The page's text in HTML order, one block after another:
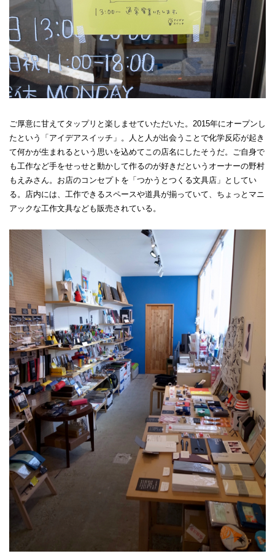
ご厚意に甘えてタップリと楽しませていただいた。2015年にオープンし
たという「アイデアスイッチ」。人と人が出会うことで化学反応が起き
て何かが生まれるという思いを込めてこの店名にしたそうだ。ご自身で
も工作など手をせっせと動かして作るのが好きだというオーナーの野村
もえみさん。お店のコンセプトを「つかうとつくる文具店」としてい
る。店内には、工作できるスペースや道具が揃っていて、ちょっとマニ
アックな工作文具なども販売されている。